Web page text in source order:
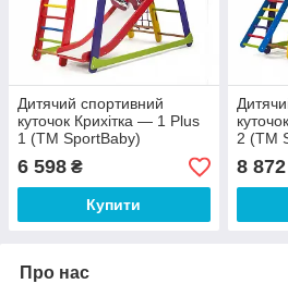
Дитячий спортивний
куточок Крихітка — 1 Plus
1 (ТМ SportBaby)
6 598 ₴
Купити
2 (ТМ
8 872
Про нас